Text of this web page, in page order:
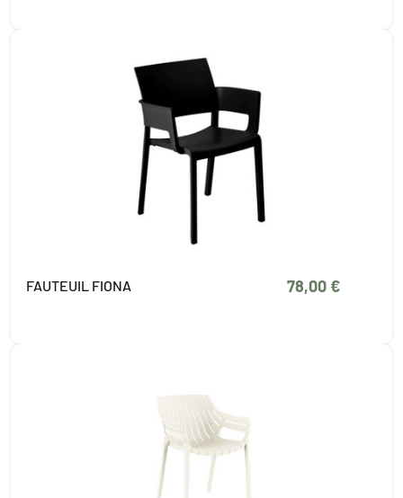
FAUTEUIL FIONA 78,00 €